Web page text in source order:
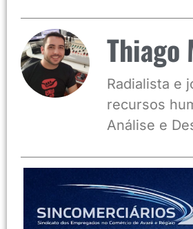
Thiago
Radialista e
recursos
Análise e